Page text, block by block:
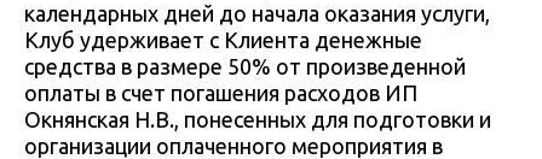
календарных дней до начала оказания услуги,
Клуб удерживает с Клиента денежные
средства в размере 50% от произведенной
оплаты в счет погашения расходов ИП
Окнянская Н.В., понесенных для подготовки и
организации оплаченного мероприятия в